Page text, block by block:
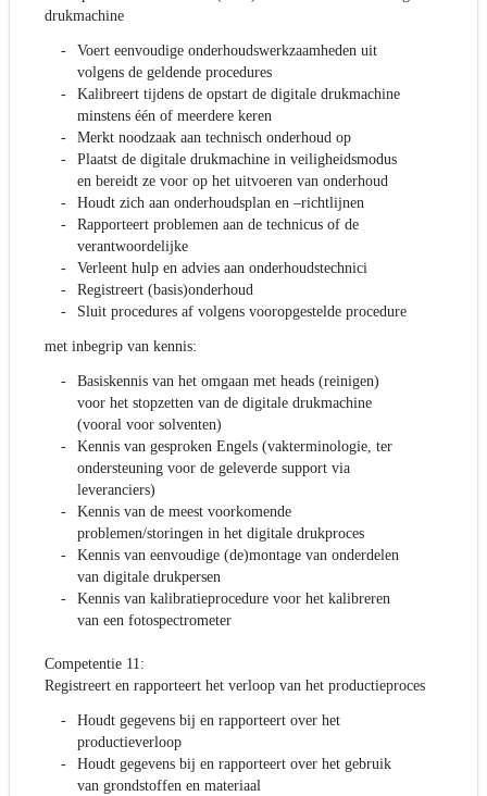
drukmachine
Voert eenvoudige onderhoudswerkzaamheden uit
volgens de geldende procedures
Kalibreert tijdens de opstart de digitale drukmachine
minstens één of meerdere keren
Merkt noodzaak aan technisch onderhoud op
Plaatst de digitale drukmachine in veiligheidsmodus
en bereidt ze voor op het uitvoeren van onderhoud
Houdt zich aan onderhoudsplan en –richtlijnen
Rapporteert problemen aan de technicus of de
verantwoordelijke
Verleent hulp en advies aan onderhoudstechnici
Registreert (basis)onderhoud
Sluit procedures af volgens vooropgestelde procedure
met inbegrip van kennis:
Basiskennis van het omgaan met heads (reinigen)
voor het stopzetten van de digitale drukmachine
(vooral voor solventen)
Kennis van gesproken Engels (vakterminologie, ter
ondersteuning voor de geleverde support via
leveranciers)
Kennis van de meest voorkomende
problemen/storingen in het digitale drukproces
Kennis van eenvoudige (de)montage van onderdelen
van digitale drukpersen
Kennis van kalibratieprocedure voor het kalibreren
van een fotospectrometer
Competentie 11:
Registreert en rapporteert het verloop van het productieproces
Houdt gegevens bij en rapporteert over het
productieverloop
Houdt gegevens bij en rapporteert over het gebruik
van grondstoffen en materiaal